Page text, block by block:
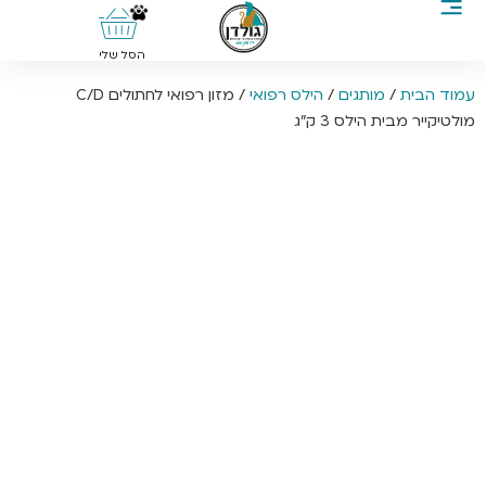
0
הסל שלי
עמוד הבית / מותגים / הילס רפואי
/ מזון רפואי לחתולים C/D
מולטיקייר מבית הילס 3 ק”ג